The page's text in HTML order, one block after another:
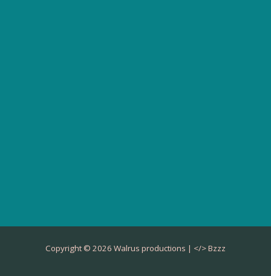
Copyright © 2026 Walrus productions | </>Bzzz